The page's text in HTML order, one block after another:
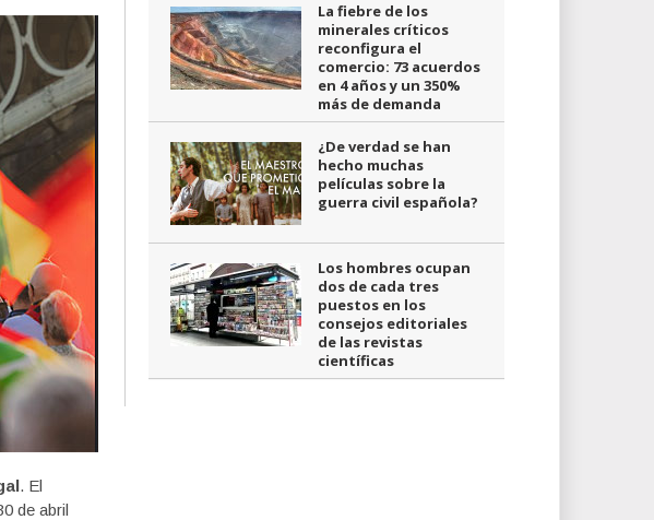
. El
de abril
La fiebre de los
minerales críticos
reconfigura el
comercio: 73 acuerdos
en 4 años y un 350%
más de demanda
¿De verdad se han
hecho muchas
películas sobre la
guerra civil española?
Los hombres ocupan
dos de cada tres
puestos en los
consejos editoriales
de las revistas
científicas